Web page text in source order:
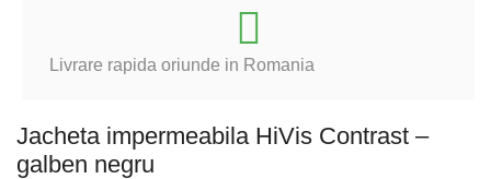
Livrare rapida oriunde in Romania
Jacheta impermeabila HiVis Contrast –
galben negru